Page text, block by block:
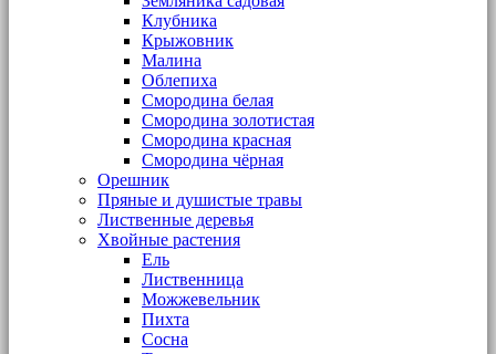
Клубника
Крыжовник
Малина
Облепиха
Смородина белая
Смородина золотистая
Смородина красная
Смородина чёрная
Орешник
Пряные и душистые травы
Лиственные деревья
Хвойные растения
Ель
Лиственница
Можжевельник
Пихта
Сосна